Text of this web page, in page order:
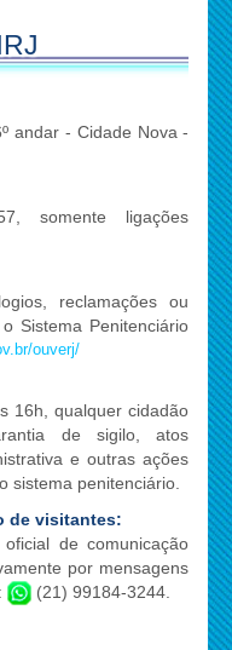
andar - Cidade Nova -
somente ligações
reclamações ou
Sistema Penitenciário
ouverj/
16h, qualquer cidadão
de sigilo, atos
e outras ações
sistema penitenciário.
de visitantes:
de comunicação
por mensagens
(21) 99184-3244.